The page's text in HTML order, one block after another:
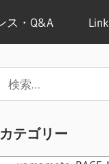
ス・Q&A Link
カテゴリー